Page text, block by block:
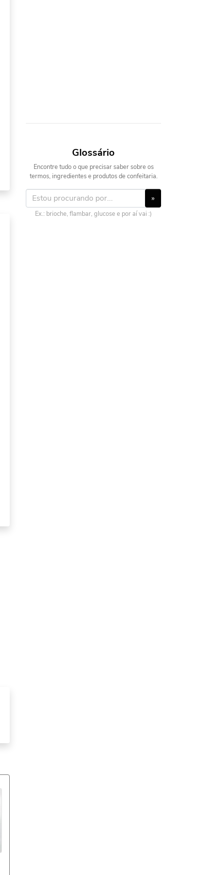
Glossário
Encontre tudo o que precisar saber sobre os
termos, ingredientes e produtos de confeitaria.
»
Ex.: brioche, flambar, glucose e por aí vai :)